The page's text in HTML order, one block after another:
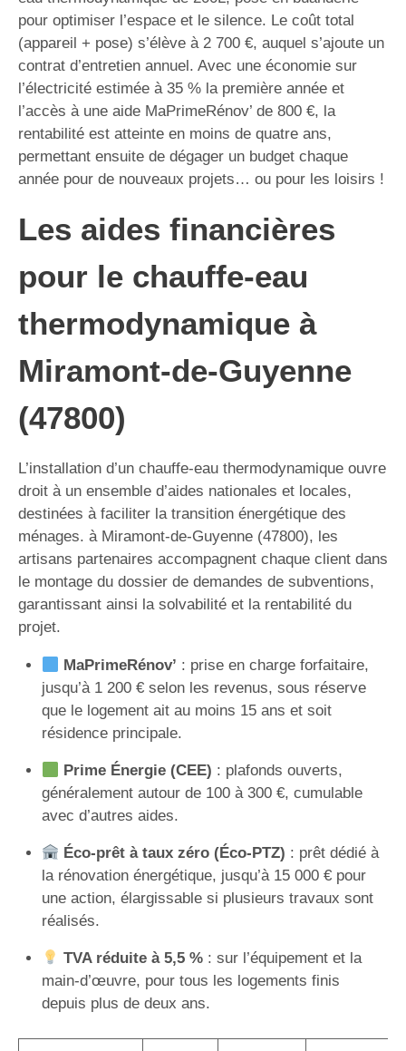
pour optimiser l’espace et le silence. Le coût total
(appareil + pose) s’élève à 2 700 €, auquel s’ajoute un
contrat d’entretien annuel. Avec une économie sur
l’électricité estimée à 35 % la première année et
l’accès à une aide MaPrimeRénov’ de 800 €, la
rentabilité est atteinte en moins de quatre ans,
permettant ensuite de dégager un budget chaque
année pour de nouveaux projets… ou pour les loisirs !
Les aides financières
pour le chauffe-eau
thermodynamique à
Miramont-de-Guyenne
(47800)
L’installation d’un chauffe-eau thermodynamique ouvre
droit à un ensemble d’aides nationales et locales,
destinées à faciliter la transition énergétique des
ménages. à Miramont-de-Guyenne (47800), les
artisans partenaires accompagnent chaque client dans
le montage du dossier de demandes de subventions,
garantissant ainsi la solvabilité et la rentabilité du
projet.
MaPrimeRénov’ : prise en charge forfaitaire,
jusqu’à 1 200 € selon les revenus, sous réserve
que le logement ait au moins 15 ans et soit
résidence principale.
Prime Énergie (CEE) : plafonds ouverts,
généralement autour de 100 à 300 €, cumulable
avec d’autres aides.
Éco-prêt à taux zéro (Éco-PTZ) : prêt dédié à
la rénovation énergétique, jusqu’à 15 000 € pour
une action, élargissable si plusieurs travaux sont
réalisés.
TVA réduite à 5,5 %: sur l’équipement et la
main-d’œuvre, pour tous les logements finis
depuis plus de deux ans.